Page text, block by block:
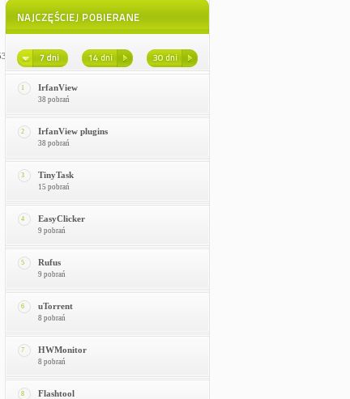
1 IrfanView
38 pobrań
2 IrfanView plugins
38 pobrań
3 TinyTask
15 pobrań
4 EasyClicker
9 pobrań
5 Rufus
9 pobrań
6 uTorrent
8 pobrań
7 HWMonitor
8 pobrań
8 Flashtool